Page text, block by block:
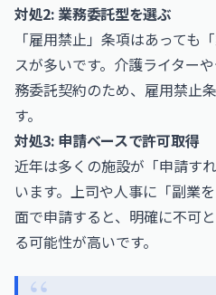
対処2: 業務委託型を選ぶ
「雇用禁止」条項はあっても
スが多いです。介護ライター
務委託契約のため、雇用禁止
す。
対処3: 申請ベースで許可取得
近年は多くの施設が「申請す
います。上司や人事に「副
面で申請すると、明確に不可
る可能性が高いです。